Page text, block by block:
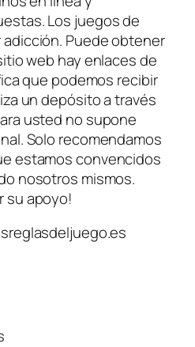
Los juegos de
Puede obtener
web hay enlaces de
que podemos recibir
un depósito a través
usted no supone
Solo recomendamos
estamos convencidos
nosotros mismos.
su apoyo!